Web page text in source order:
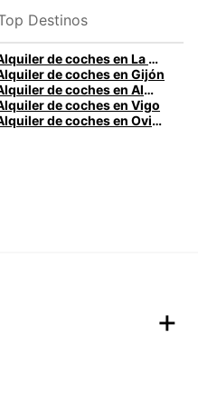
Destinos
Alquiler de coches en La Coruña
de coches en Gijón
Alquiler de coches en Almería
de coches en Vigo
Alquiler de coches en Oviedo